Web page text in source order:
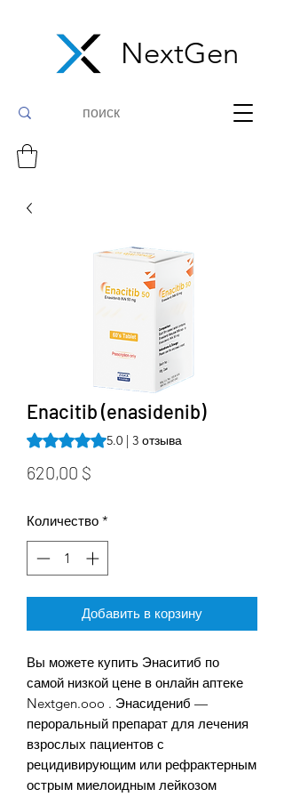
NextGen
Enacitib (enasidenib)
Оценка 5.0 из пяти звезд на основе 3
5.0 | 3 отзыва
620,00 $
Количество *
Добавить в корзину
Вы можете купить Энаситиб по
самой низкой цене в онлайн аптеке
Nextgen.ooo . Энасидениб —
пероральный препарат для лечения
взрослых пациентов с
рецидивирующим или рефрактерным
острым миелоидным лейкозом